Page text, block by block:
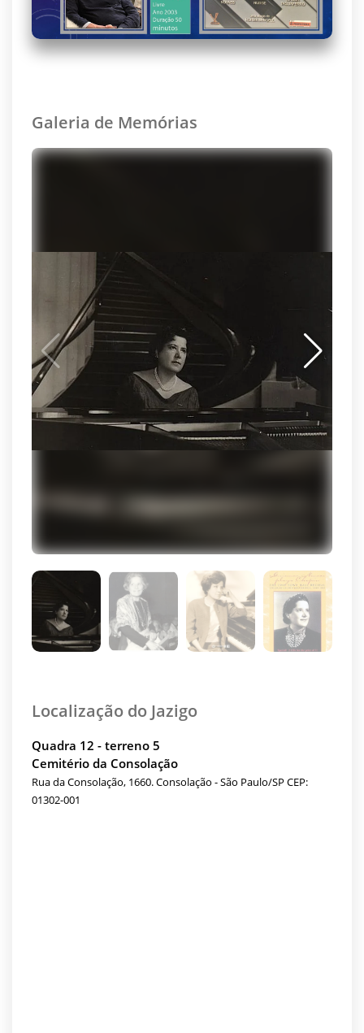
Galeria de Memórias
Localização do Jazigo
Quadra 12 - terreno 5
Cemitério da Consolação
Rua da Consolação, 1660. Consolação - São Paulo/SP CEP:
01302-001